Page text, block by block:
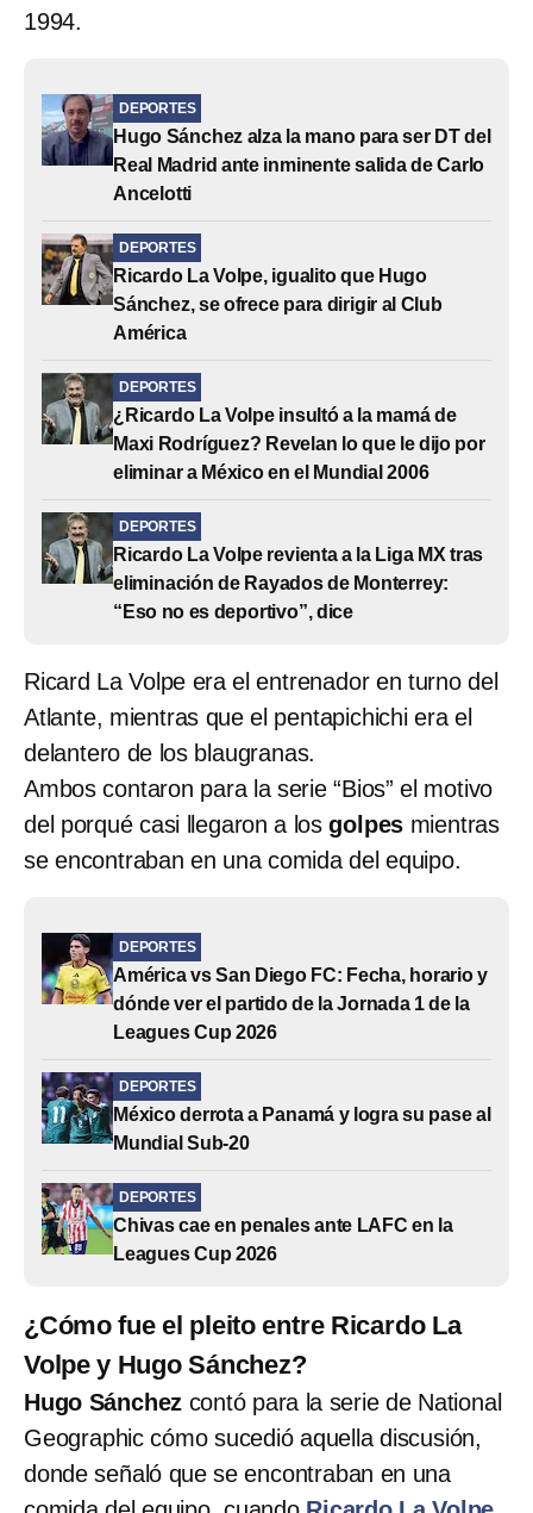
1994.
DEPORTES
Hugo Sánchez alza la mano para ser DT del
Real Madrid ante inminente salida de Carlo
Ancelotti
DEPORTES
Ricardo La Volpe, igualito que Hugo
Sánchez, se ofrece para dirigir al Club
América
DEPORTES
¿Ricardo La Volpe insultó a la mamá de
Maxi Rodríguez? Revelan lo que le dijo por
eliminar a México en el Mundial 2006
DEPORTES
Ricardo La Volpe revienta a la Liga MX tras
eliminación de Rayados de Monterrey:
“Eso no es deportivo”, dice
Ricard La Volpe era el entrenador en turno del
Atlante, mientras que el pentapichichi era el
delantero de los blaugranas.
Ambos contaron para la serie “Bios” el motivo
del porqué casi llegaron a losgolpes mientras
se encontraban en una comida del equipo.
DEPORTES
América vs San Diego FC: Fecha, horario y
dónde ver el partido de la Jornada 1 de la
Leagues Cup 2026
DEPORTES
México derrota a Panamá y logra su pase al
Mundial Sub-20
DEPORTES
Chivas cae en penales ante LAFC en la
Leagues Cup 2026
¿Cómo fue el pleito entre Ricardo La
Volpe y Hugo Sánchez?
Hugo Sánchez contó para la serie de National
Geographic cómo sucedió aquella discusión,
donde señaló que se encontraban en una